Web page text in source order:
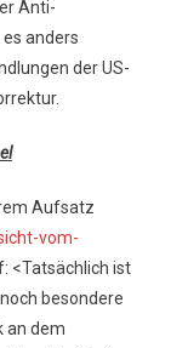
Anti-
anders
der US-
Aufsatz
vom-
<Tatsächlich ist
besondere
an dem